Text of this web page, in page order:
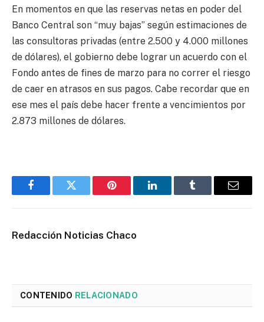
En momentos en que las reservas netas en poder del
Banco Central son “muy bajas” según estimaciones de
las consultoras privadas (entre 2.500 y 4.000 millones
de dólares), el gobierno debe lograr un acuerdo con el
Fondo antes de fines de marzo para no correr el riesgo
de caer en atrasos en sus pagos. Cabe recordar que en
ese mes el país debe hacer frente a vencimientos por
2.873 millones de dólares.
FacebookTwitter Pinterest LinkedInTumblr Email
Redacción Noticias Chaco
CONTENIDO RELACIONADO